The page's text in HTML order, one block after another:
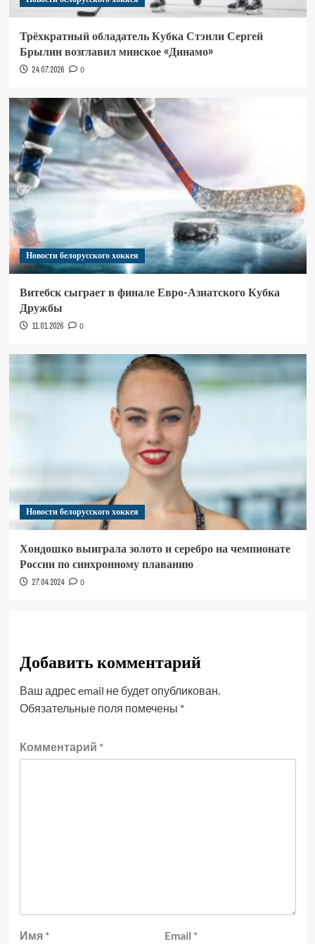
Трёхкратный обладатель Кубка Стэнли Сергей
Брылин возглавил минское «Динамо»
24.07.2026 0
Новости белорусского хоккея
Витебск сыграет в финале Евро-Азиатского Кубка
Дружбы
11.01.2026 0
Новости белорусского хоккея
Хондошко выиграла золото и серебро на чемпионате
России по синхронному плаванию
27.04.2024 0
Добавить комментарий
Ваш адрес email не будет опубликован.
Обязательные поля помечены *
Комментарий *
Имя * Email *